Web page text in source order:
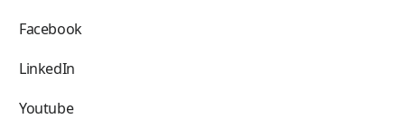
Facebook
LinkedIn
Youtube